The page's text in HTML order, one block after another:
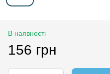
В наявності
156 грн